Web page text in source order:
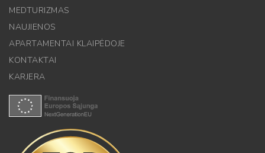
MEDTURIZMAS
NAUJIENOS
APARTAMENTAI KLAIPĖDOJE
KONTAKTAI
KARJERA